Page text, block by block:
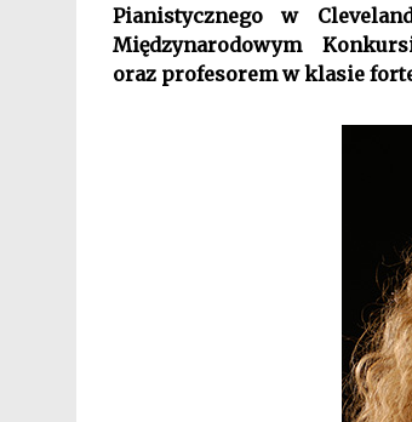
Pianistycznego w
Międzynarodowym
oraz profesorem w klasie